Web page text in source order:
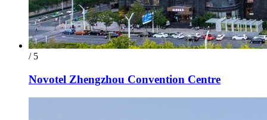
/ 5
Novotel Zhengzhou Convention Centre